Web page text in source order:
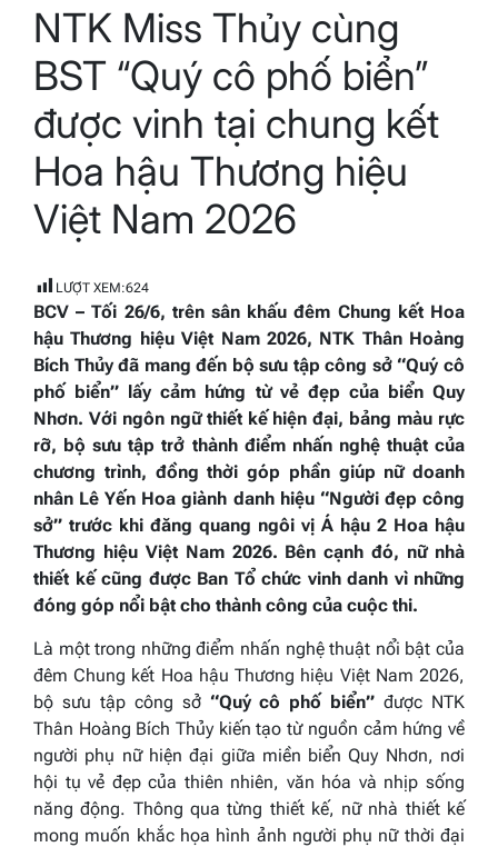
read
time
NTK Miss Thủy cùng
BST “Quý cô phố biển”
được vinh tại chung kết
Hoa hậu Thương hiệu
Việt Nam 2026
LƯỢT XEM:624
BCV – Tối 26/6, trên sân khấu đêm Chung kết Hoa
hậu Thương hiệu Việt Nam 2026, NTK Thân Hoàng
Bích Thủy đã mang đến bộ sưu tập công sở “Quý cô
phố biển” lấy cảm hứng từ vẻ đẹp của biển Quy
Nhơn. Với ngôn ngữ thiết kế hiện đại, bảng màu rực
rỡ, bộ sưu tập trở thành điểm nhấn nghệ thuật của
chương trình, đồng thời góp phần giúp nữ doanh
nhân Lê Yến Hoa giành danh hiệu “Người đẹp công
sở” trước khi đăng quang ngôi vị Á hậu 2 Hoa hậu
Thương hiệu Việt Nam 2026. Bên cạnh đó, nữ nhà
thiết kế cũng được Ban Tổ chức vinh danh vì những
đóng góp nổi bật cho thành công của cuộc thi.
Là một trong những điểm nhấn nghệ thuật nổi bật của
đêm Chung kết Hoa hậu Thương hiệu Việt Nam 2026,
bộ sưu tập công sở “Quý cô phố biển” được NTK
Thân Hoàng Bích Thủy kiến tạo từ nguồn cảm hứng về
người phụ nữ hiện đại giữa miền biển Quy Nhơn, nơi
hội tụ vẻ đẹp của thiên nhiên, văn hóa và nhịp sống
năng động. Thông qua từng thiết kế, nữ nhà thiết kế
mong muốn khắc họa hình ảnh người phụ nữ thời đại